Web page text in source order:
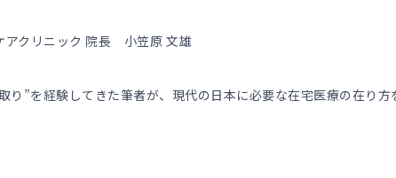
アクリニック 院長 小笠原 文雄
”を経験してきた筆者が、現代の日本に必要な在宅医療の在り方